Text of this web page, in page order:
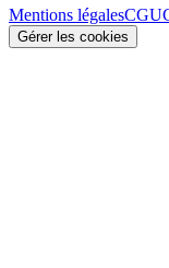
Mentions légalesCGU
Gérer les cookies